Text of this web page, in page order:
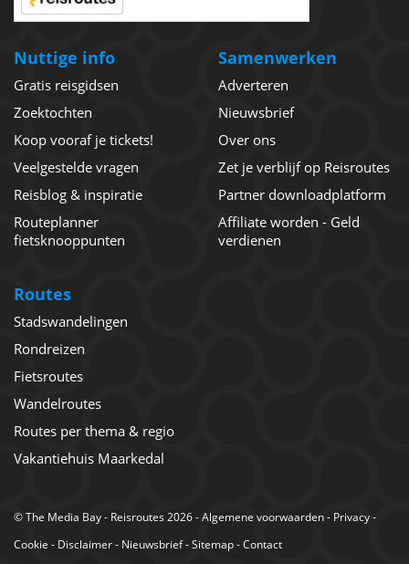
Nuttige info
Gratis reisgidsen
Zoektochten
Koop vooraf je tickets!
Veelgestelde vragen
Reisblog & inspiratie
Routeplanner
fietsknooppunten
Samenwerken
Adverteren
Nieuwsbrief
Over ons
Zet je verblijf op Reisroutes
Partner downloadplatform
Affiliate worden - Geld
verdienen
Routes
Stadswandelingen
Rondreizen
Fietsroutes
Wandelroutes
Routes per thema & regio
Vakantiehuis Maarkedal
©The Media Bay- Reisroutes 2026 -Algemene voorwaarden- Privacy-
Cookie - Disclaimer- Nieuwsbrief-Sitemap-Contact